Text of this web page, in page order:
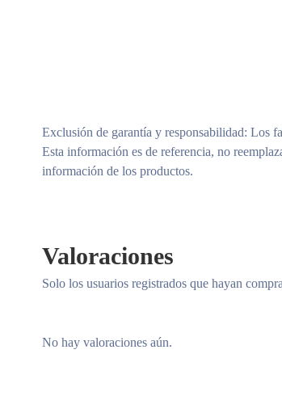
Exclusión de garantía y responsabilidad: Los
Esta información es de referencia, no
información de los productos.
Valoraciones
No hay valoraciones aún.
Solo los usuarios registrados que hayan